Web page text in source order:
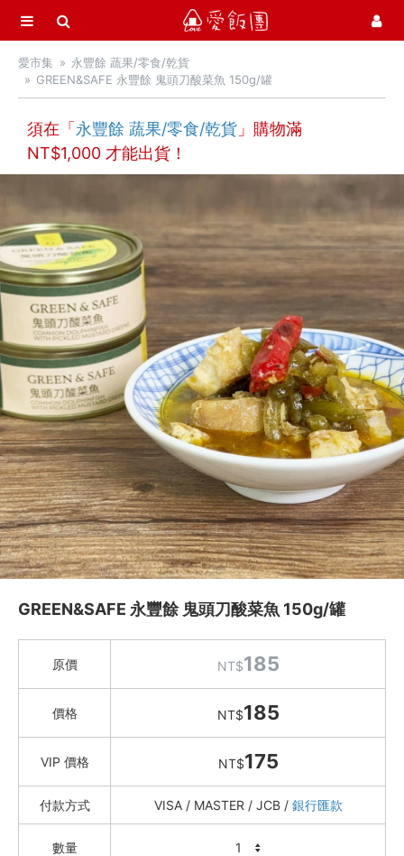
選單
首頁
最新飯團
會員服務
社群
愛飯團FB粉絲團
YouTube
Instagram
聯絡我們
客服專線
服務信箱
關於愛飯團
合作與廣告
媒體推薦與報導
隱私保護
資訊安全
愛市集
永豐餘 蔬果/零食/乾貨
GREEN&SAFE 永豐餘 鬼頭刀酸菜魚 150g/罐
須在「 永豐餘 蔬果/零食/乾貨 」購物滿
NT$1,000 才能出貨！
GREEN&SAFE 永豐餘 鬼頭刀酸菜魚 150g/罐
原價 NT$185
價格 NT$185
VIP 價格 NT$175
付款方式 VISA / MASTER / JCB / 銀行匯款
數量